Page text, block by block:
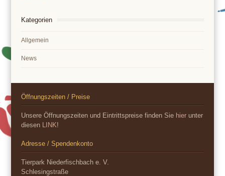
Kategorien
Allgemein
News
Öffnungszeiten / Preise
Unsere Öffnungszeiten und Eintrittspreise finden Sie hier unter
diesen LINK!
Adresse / Spendenkonto
Tierpark Niederfischbach e. V.
Schlesingstraße